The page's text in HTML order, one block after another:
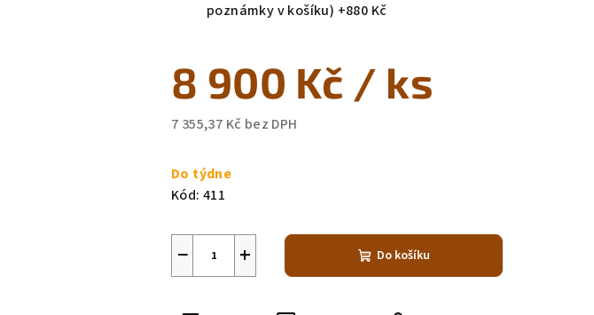
poznámky v košíku) +880 Kč
8 900 Kč / ks
7 355,37 Kč bez DPH
cena:
Do týdne
Kód: 411
+
− Do košíku